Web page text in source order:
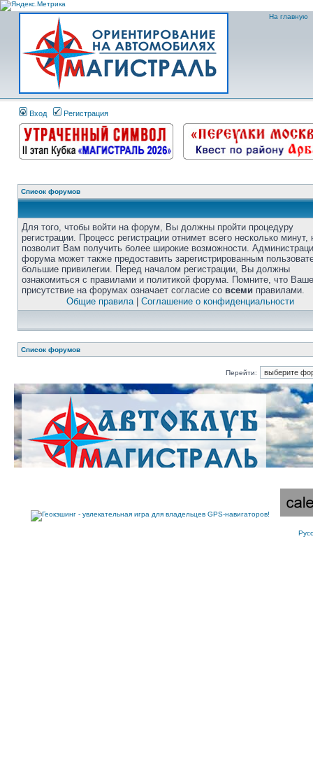
На главную
Вход Регистрация
Список форумов
Для того, чтобы войти на форум, Вы должны пройти процедуру
регистрации. Процесс регистрации отнимет всего несколько минут,
позволит Вам получить более широкие возможности.
форума может также предоставить зарегистрированным
большие привилегии. Перед началом регистрации, Вы должны
ознакомиться с правилами и политикой форума. Помните, что Ваше
присутствие на форумах означает согласие со всеми правилами.
Общие правила| Соглашение о конфиденциальности
Список форумов
Перейти: